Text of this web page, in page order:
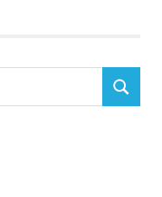
CERCA